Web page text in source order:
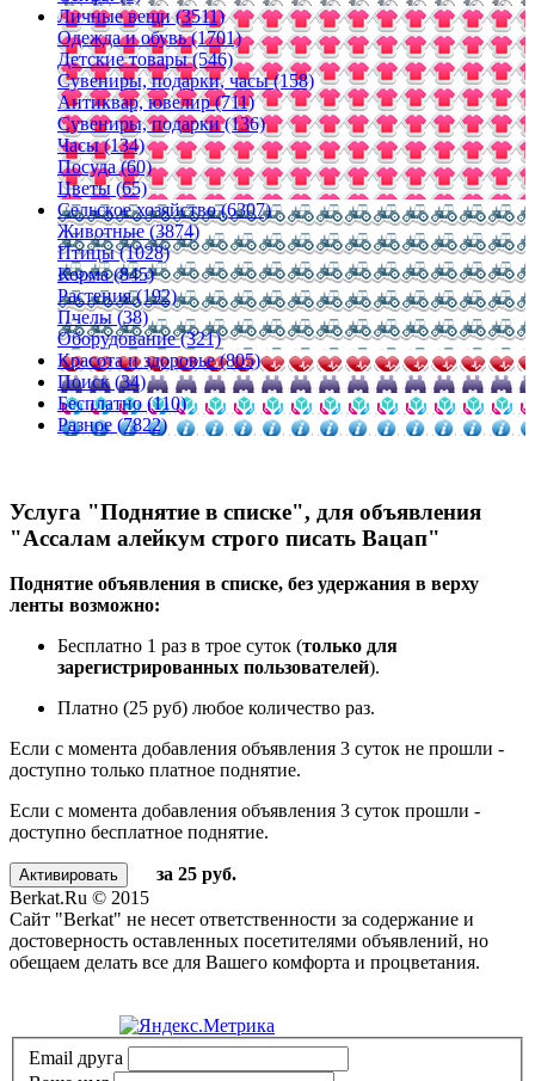
Личные вещи (3511)
Одежда и обувь (1701)
Детские товары (546)
Сувениры, подарки, часы (158)
Антиквар, ювелир (711)
Сувениры, подарки (136)
Часы (134)
Посуда (60)
Цветы (65)
Сельское хозяйство (6307)
Животные (3874)
Птицы (1028)
Корма (845)
Растения (192)
Пчелы (38)
Оборудование (321)
Красота и здоровье (805)
Поиск (34)
Бесплатно (110)
Разное (7822)
Услуга "Поднятие в списке", для объявления
"Ассалам алейкум строго писать Вацап"
Поднятие объявления в списке, без удержания в верху
ленты возможно:
Бесплатно 1 раз в трое суток (только для
зарегистрированных пользователей).
Платно (25 руб) любое количество раз.
Если с момента добавления объявления 3 суток не прошли -
доступно только платное поднятие.
Если с момента добавления объявления 3 суток прошли -
доступно бесплатное поднятие.
за 25 руб.
Berkat.Ru © 2015
Сайт "Berkat" не несет ответственности за содержание и
достоверность оставленных посетителями объявлений, но
обещаем делать все для Вашего комфорта и процветания.
Email друга